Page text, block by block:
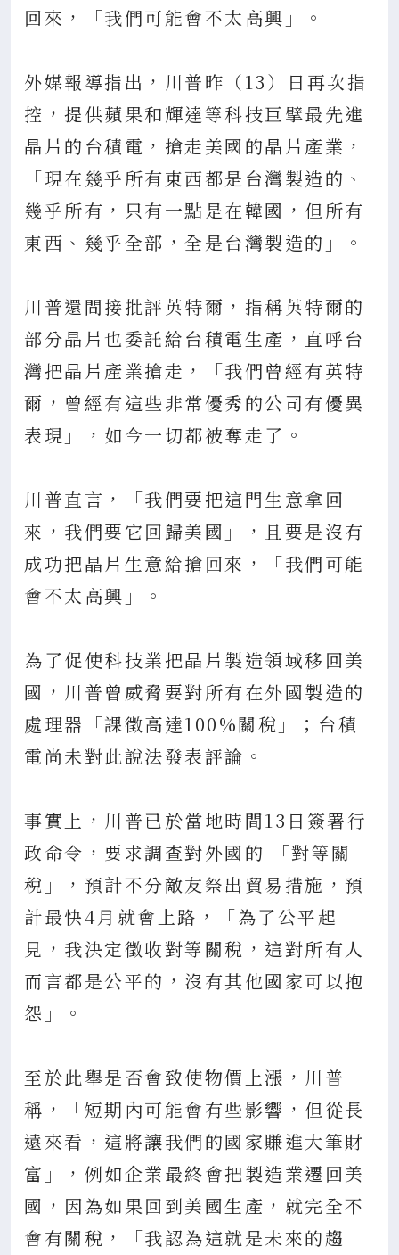
回來，「我們可能會不太高興」。
外媒報導指出，川普昨（13）日再次指
控，提供蘋果和輝達等科技巨擘最先進
晶片的台積電，搶走美國的晶片產業，
「現在幾乎所有東西都是台灣製造的、
幾乎所有，只有一點是在韓國，但所有
東西、幾乎全部，全是台灣製造的」。
川普還間接批評英特爾，指稱英特爾的
部分晶片也委託給台積電生產，直呼台
灣把晶片產業搶走，「我們曾經有英特
爾，曾經有這些非常優秀的公司有優異
表現」，如今一切都被奪走了。
川普直言，「我們要把這門生意拿回
來，我們要它回歸美國」，且要是沒有
成功把晶片生意給搶回來，「我們可能
會不太高興」。
為了促使科技業把晶片製造領域移回美
國，川普曾威脅要對所有在外國製造的
處理器「課徵高達100%關稅」；台積
電尚未對此說法發表評論。
事實上，川普已於當地時間13日簽署行
政命令，要求調查對外國的 「對等關
稅」，預計不分敵友祭出貿易措施，預
計最快4月就會上路，「為了公平起
見，我決定徵收對等關稅，這對所有人
而言都是公平的，沒有其他國家可以抱
怨」。
至於此舉是否會致使物價上漲，川普
稱，「短期內可能會有些影響，但從長
遠來看，這將讓我們的國家賺進大筆財
富」，例如企業最終會把製造業遷回美
國，因為如果回到美國生產，就完全不
會有關稅，「我認為這就是未來的趨